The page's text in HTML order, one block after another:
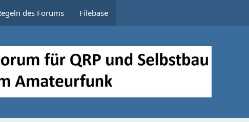
des Forums Filebase